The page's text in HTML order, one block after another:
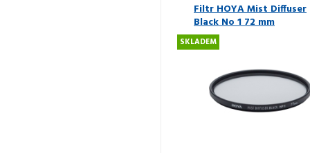
Filtr HOYA Mist Diffuser
Black No 1 72 mm
SKLADEM